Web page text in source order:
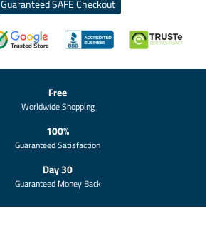
Guaranteed SAFE Checkout
Free
Worldwide Shopping
100%
Guaranteed Satisfaction
30 Day
Guaranteed Money Back